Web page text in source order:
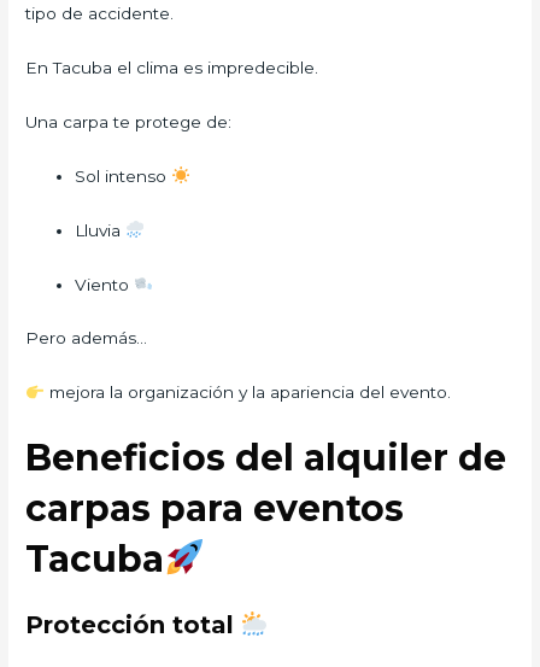
tipo de accidente.
En Tacuba el clima es impredecible.
Una carpa te protege de:
Sol intenso
Lluvia
Viento
Pero además…
mejora la organización y la apariencia del evento.
Beneficios del alquiler de
carpas para eventos
Tacuba
Protección total